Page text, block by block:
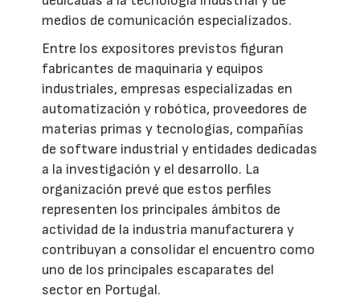
medios de comunicación especializados.
Entre los expositores previstos figuran
fabricantes de maquinaria y equipos
industriales, empresas especializadas en
automatización y robótica, proveedores de
materias primas y tecnologías, compañías
de software industrial y entidades dedicadas
a la investigación y el desarrollo. La
organización prevé que estos perfiles
representen los principales ámbitos de
actividad de la industria manufacturera y
contribuyan a consolidar el encuentro como
uno de los principales escaparates del
sector en Portugal.